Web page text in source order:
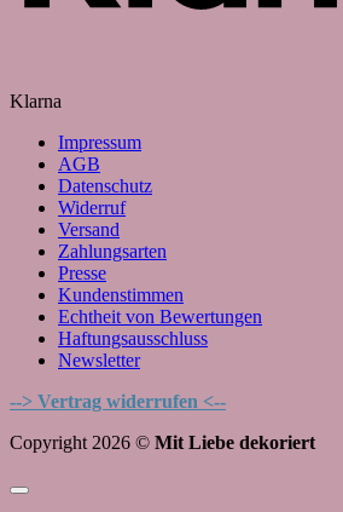
Klarna
Impressum
AGB
Datenschutz
Widerruf
Versand
Zahlungsarten
Presse
Kundenstimmen
Echtheit von Bewertungen
Haftungsausschluss
Newsletter
--> Vertrag widerrufen <--
Copyright 2026 © Mit Liebe dekoriert